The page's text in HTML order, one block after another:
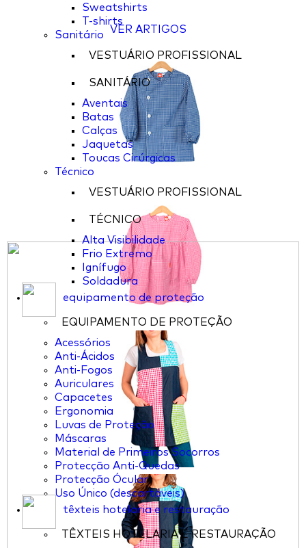
Sweatshirts
T-shirts
Sanitário
VESTUÁRIO PROFISSIONAL
SANITÁRIO
Aventais
Batas
Calças
Jaquetas
Toucas Cirúrgicas
Técnico
VESTUÁRIO PROFISSIONAL
TÉCNICO
Alta Visibilidade
Frio Extremo
Ignífugo
Soldadura
equipamento de proteção
EQUIPAMENTO DE PROTEÇÃO
Acessórios
Anti-Ácidos
Anti-Fogos
Auriculares
Capacetes
Ergonomia
Luvas de Proteção
Máscaras
Material de Primeiros Socorros
Protecção Anti-Quedas
Protecção Ócular
Uso Único (descartáveis)
têxteis hotelaria e restauração
TÊXTEIS HOTELARIA E RESTAURAÇÃO
VER ARTIGOS